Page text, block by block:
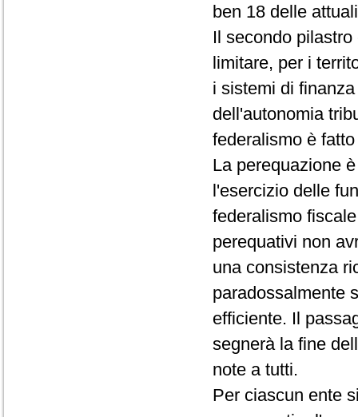
ben 18 delle
Il secondo
limitare, per i
i sistemi di
dell'autonomia
federalismo è
La perequazione
l'esercizio delle
federalismo
perequativi non
una consistenza
paradossalmente
efficiente. Il
segnerà la fine
note a tutti.
Per ciascun ente